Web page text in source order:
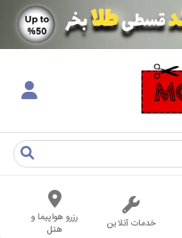
خدمات آنلاین
رزرو هواپیما و
هتل